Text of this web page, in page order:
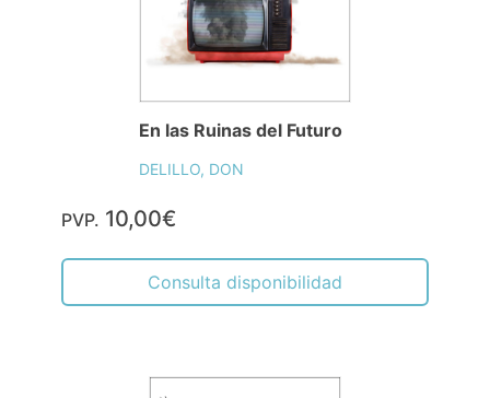
En las Ruinas del Futuro
DELILLO, DON
PVP. 10,00€
Consulta disponibilidad